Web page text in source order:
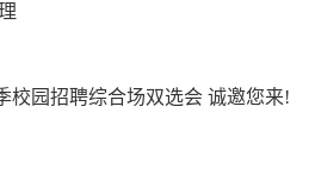
校园招聘综合场双选会 诚邀您来!